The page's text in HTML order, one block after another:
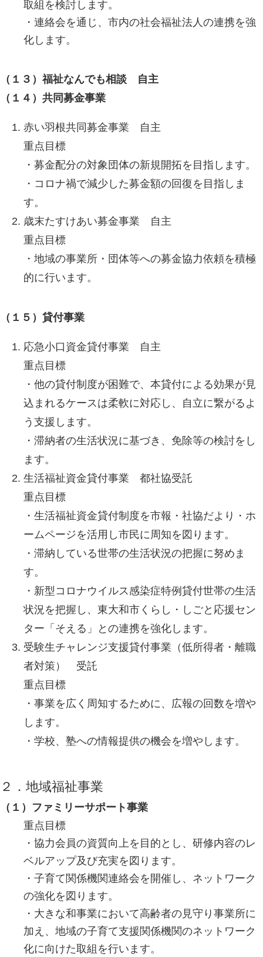
取組を検討します。
・連絡会を通じ、市内の社会福祉法人の連携を強
化します。
（１３）福祉なんでも相談 自主
（１４）共同募金事業
赤い羽根共同募金事業 自主
重点目標
・募金配分の対象団体の新規開拓を目指します。
・コロナ禍で減少した募金額の回復を目指しま
す。
歳末たすけあい募金事業 自主
重点目標
・地域の事業所・団体等への募金協力依頼を積極
的に行います。
（１５）貸付事業
応急小口資金貸付事業 自主
重点目標
・他の貸付制度が困難で、本貸付による効果が見
込まれるケースは柔軟に対応し、自立に繋がるよ
う支援します。
・滞納者の生活状況に基づき、免除等の検討をし
ます。
生活福祉資金貸付事業 都社協受託
重点目標
・生活福祉資金貸付制度を市報・社協だより・ホ
ームページを活用し市民に周知を図ります。
・滞納している世帯の生活状況の把握に努めま
す。
・新型コロナウイルス感染症特例貸付世帯の生活
状況を把握し、東大和市くらし・しごと応援セン
ター「そえる」との連携を強化します。
受験生チャレンジ支援貸付事業（低所得者・離職
者対策） 受託
重点目標
・事業を広く周知するために、広報の回数を増や
します。
・学校、塾への情報提供の機会を増やします。
２．地域福祉事業
（１）ファミリーサポート事業
重点目標
・協力会員の資質向上を目的とし、研修内容のレ
ベルアップ及び充実を図ります。
・子育て関係機関連絡会を開催し、ネットワーク
の強化を図ります。
・大きな和事業において高齢者の見守り事業所に
加え、地域の子育て支援関係機関のネットワーク
化に向けた取組を行います。